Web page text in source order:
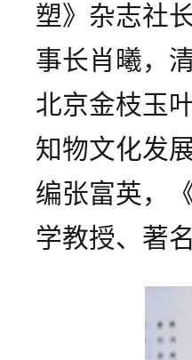
塑》杂志社
事长肖曦，
北京金枝玉
知物文化发
编张富英，
学教授、著